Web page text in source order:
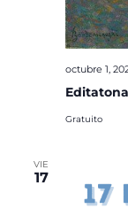
octubre 1,
Gratuito
VIE
17